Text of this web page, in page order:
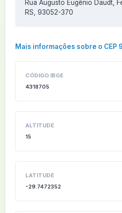
Rua Augusto Eugênio Daudt,
RS, 93052-370
Mais informações sobre o CEP
CÓDIGO IBGE
4318705
ALTITUDE
15
LATITUDE
-29.7472352